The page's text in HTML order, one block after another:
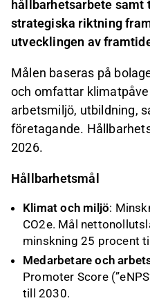
hållbarhetsarbete samt
strategiska riktning
utvecklingen av
Målen baseras på
och omfattar
arbetsmiljö, utbildning,
företagande.
2026.
Hållbarhetsmål
Klimat och miljö:
CO2e. Mål
minskning 25 procent
Medarbetare och
Promoter Score
till 2030.